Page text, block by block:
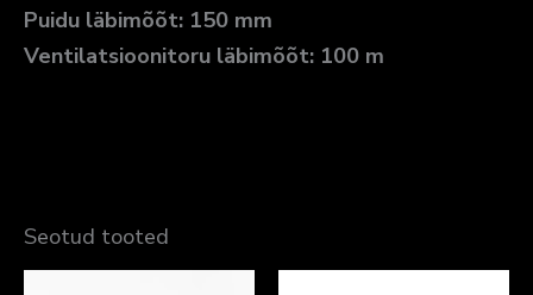
Puidu läbimõõt: 150 mm
Ventilatsioonitoru läbimõõt: 100 m
Seotud tooted